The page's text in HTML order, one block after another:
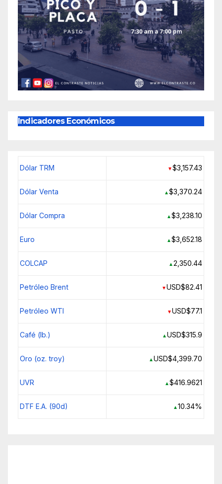
Indicadores Económicos
Dólar TRM ▼$3,157.43
Dólar Venta ▲$3,370.24
Dólar Compra ▲$3,238.10
Euro ▲$3,652.18
COLCAP ▲2,350.44
Petróleo Brent ▼USD$82.41
Petróleo WTI ▼USD$77.1
Café (lb.) ▲USD$315.9
Oro (oz. troy) ▲USD$4,399.70
UVR ▲$416.9621
DTF E.A. (90d) ▲10.34%